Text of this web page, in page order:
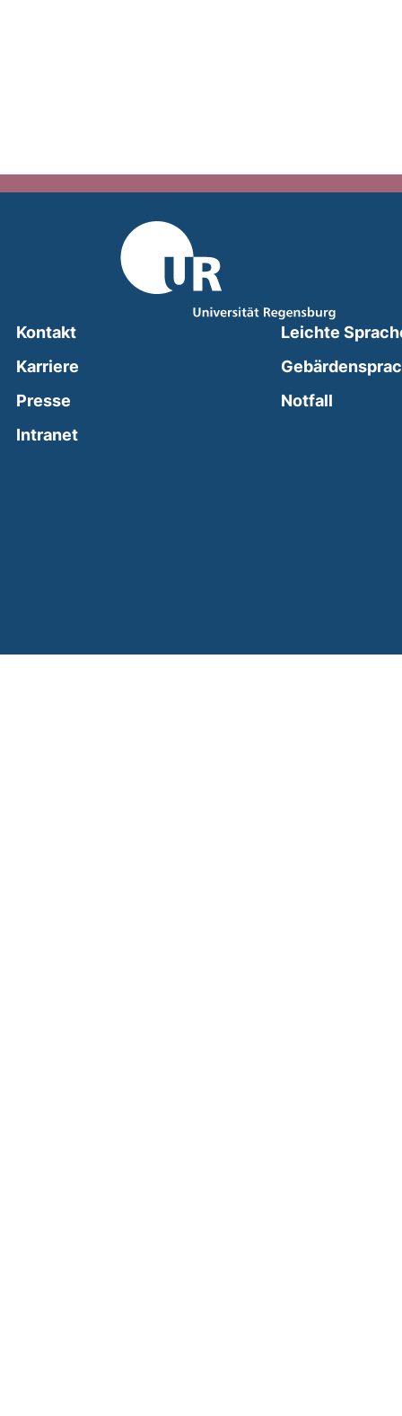
Kontakt
Karriere
Presse
Intranet(external link, opens in a new window)
Leichte
Notfall